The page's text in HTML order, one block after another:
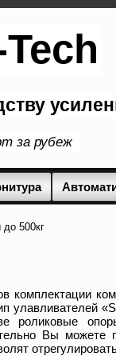
за рубеж
500кг
комплектации
улавливателей
роликовые
Вы можете